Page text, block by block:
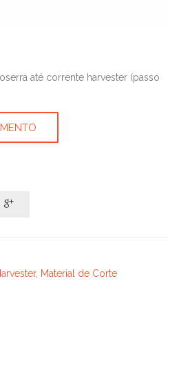
até corrente harvester (passo

, Material de Corte